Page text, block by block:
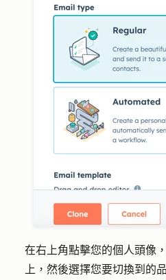
在右上角點擊您的個人頭像
上，然後選擇您要切換到的